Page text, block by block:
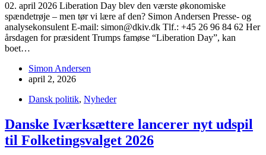
02. april 2026 Liberation Day blev den værste økonomiske
spændetrøje – men tør vi lære af den? Simon Andersen Presse- og
analysekonsulent E-mail: simon@dkiv.dk Tlf.: +45 26 96 84 62 Her
årsdagen for præsident Trumps famøse “Liberation Day”, kan
boet…
Simon Andersen
april 2, 2026
Dansk politik, Nyheder
Danske Iværksættere lancerer nyt udspil
til Folketingsvalget 2026